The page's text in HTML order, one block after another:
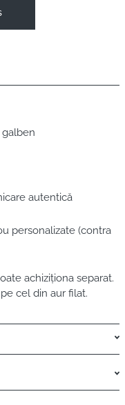
autentică
personalizate (contra
achiziționa separat.
cel din aur filat.